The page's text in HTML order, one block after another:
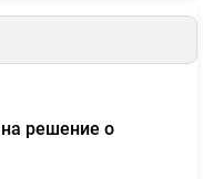
решение о